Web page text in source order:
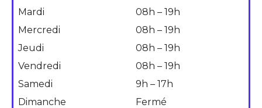
Mardi
08h – 19h
Mercredi
08h – 19h
Jeudi
08h – 19h
Vendredi
08h – 19h
Samedi
9h – 17h
Dimanche
Fermé